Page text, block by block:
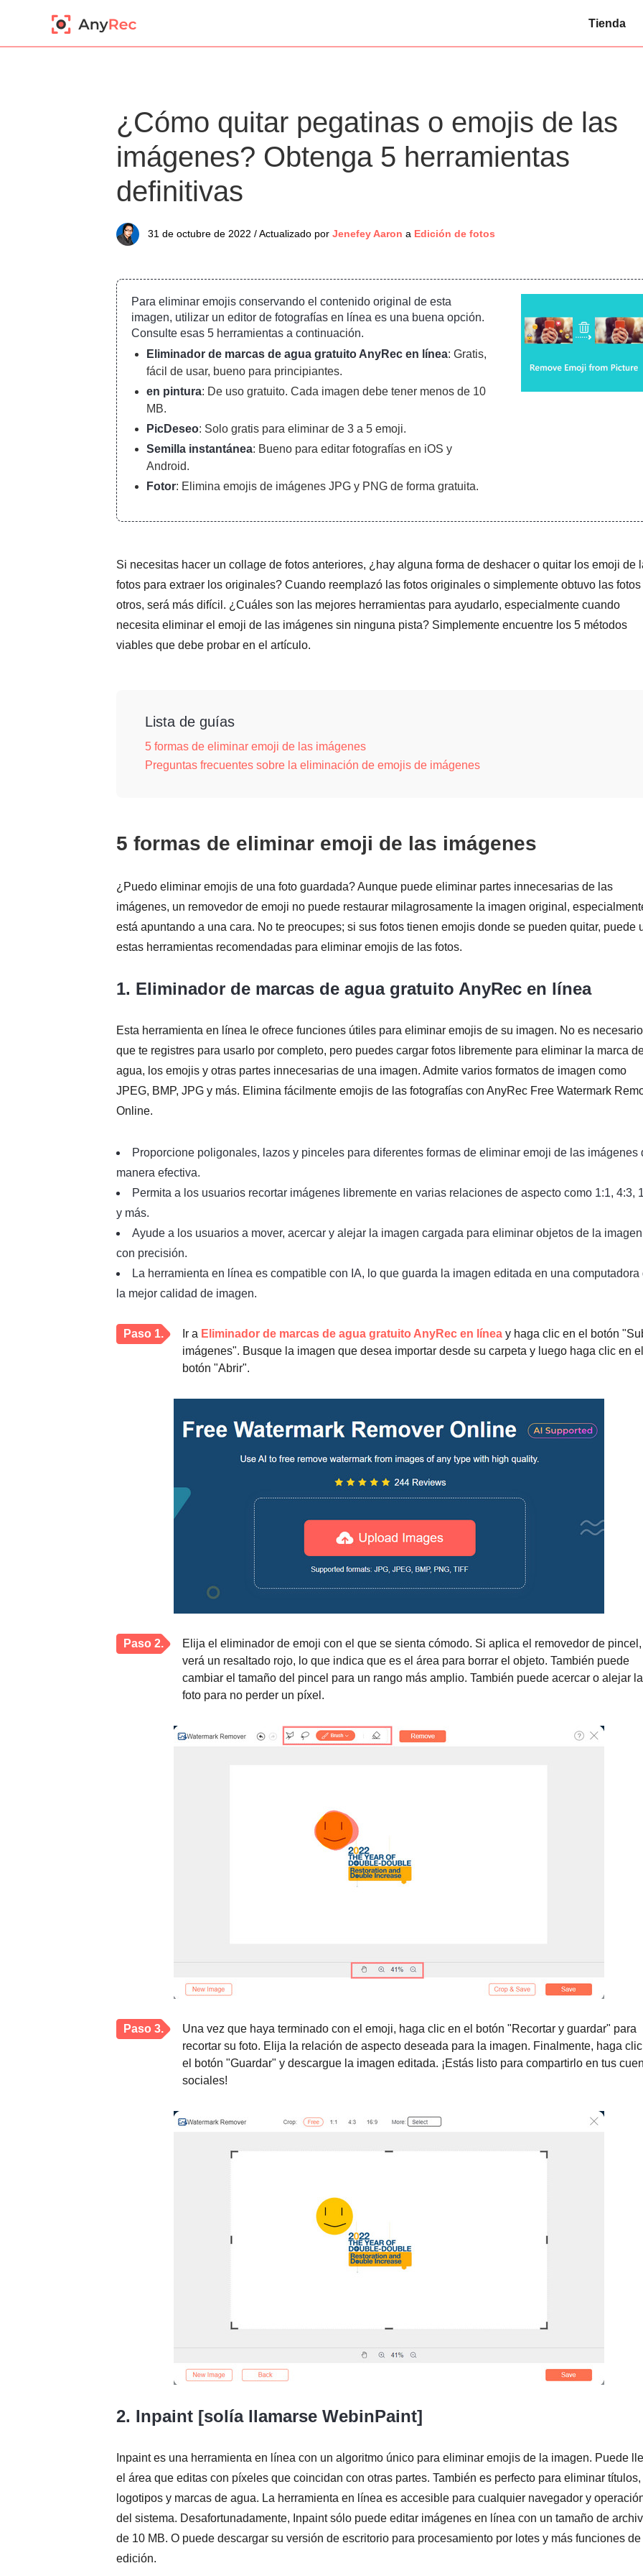
Tienda
¿Cómo quitar pegatinas o emojis de las
imágenes? Obtenga 5 herramientas
definitivas
31 de octubre de 2022 / Actualizado por Jenefey Aaron a Edición de fotos
Para eliminar emojis conservando el contenido original de esta
imagen, utilizar un editor de fotografías en línea es una buena opción.
Consulte esas 5 herramientas a continuación.
Eliminador de marcas de agua gratuito AnyRec en línea: Gratis,
fácil de usar, bueno para principiantes.
en pintura: De uso gratuito. Cada imagen debe tener menos de 10
MB.
PicDeseo: Solo gratis para eliminar de 3 a 5 emoji.
Semilla instantánea: Bueno para editar fotografías en iOS y
Android.
Fotor: Elimina emojis de imágenes JPG y PNG de forma gratuita.
Si necesitas hacer un collage de fotos anteriores, ¿hay alguna forma de deshacer o quitar los emoji de
fotos para extraer los originales? Cuando reemplazó las fotos originales o simplemente obtuvo las fotos
otros, será más difícil. ¿Cuáles son las mejores herramientas para ayudarlo, especialmente cuando
necesita eliminar el emoji de las imágenes sin ninguna pista? Simplemente encuentre los 5 métodos
viables que debe probar en el artículo.
Lista de guías
5 formas de eliminar emoji de las imágenes
Preguntas frecuentes sobre la eliminación de emojis de imágenes
5 formas de eliminar emoji de las imágenes
¿Puedo eliminar emojis de una foto guardada? Aunque puede eliminar partes innecesarias de las
imágenes, un removedor de emoji no puede restaurar milagrosamente la imagen original,
está apuntando a una cara. No te preocupes; si sus fotos tienen emojis donde se pueden quitar, puede
estas herramientas recomendadas para eliminar emojis de las fotos.
1. Eliminador de marcas de agua gratuito AnyRec en línea
Esta herramienta en línea le ofrece funciones útiles para eliminar emojis de su imagen. No es necesario
que te registres para usarlo por completo, pero puedes cargar fotos libremente para eliminar la marca
agua, los emojis y otras partes innecesarias de una imagen. Admite varios formatos de imagen como
JPEG, BMP, JPG y más. Elimina fácilmente emojis de las fotografías con AnyRec Free Watermark
Online.
Proporcione poligonales, lazos y pinceles para diferentes formas de eliminar emoji de las imágenes
manera efectiva.
Permita a los usuarios recortar imágenes libremente en varias relaciones de aspecto como 1:1, 4:3,
y más.
Ayude a los usuarios a mover, acercar y alejar la imagen cargada para eliminar objetos de la imagen
con precisión.
La herramienta en línea es compatible con IA, lo que guarda la imagen editada en una computadora
la mejor calidad de imagen.
Paso 1. Ir a Eliminador de marcas de agua gratuito AnyRec en línea y haga clic en el botón
imágenes". Busque la imagen que desea importar desde su carpeta y luego haga clic en el
botón "Abrir".
Paso 2.
Elija el eliminador de emoji con el que se sienta cómodo. Si aplica el removedor de pincel,
verá un resaltado rojo, lo que indica que es el área para borrar el objeto. También puede
cambiar el tamaño del pincel para un rango más amplio. También puede acercar o alejar la
foto para no perder un píxel.
Paso 3.
Una vez que haya terminado con el emoji, haga clic en el botón "Recortar y guardar" para
recortar su foto. Elija la relación de aspecto deseada para la imagen. Finalmente, haga
el botón "Guardar" y descargue la imagen editada. ¡Estás listo para compartirlo en tus
sociales!
2. Inpaint [solía llamarse WebinPaint]
Inpaint es una herramienta en línea con un algoritmo único para eliminar emojis de la imagen. Puede
el área que editas con píxeles que coincidan con otras partes. También es perfecto para eliminar títulos,
logotipos y marcas de agua. La herramienta en línea es accesible para cualquier navegador y
del sistema. Desafortunadamente, Inpaint sólo puede editar imágenes en línea con un tamaño de
de 10 MB. O puede descargar su versión de escritorio para procesamiento por lotes y más funciones de
edición.